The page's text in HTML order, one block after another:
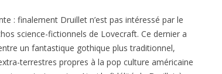
: finalement Druillet n’est pas intéressé par le
science-fictionnels de Lovecraft. Ce dernier a
un fantastique gothique plus traditionnel,
terrestres propres à la pop culture américaine